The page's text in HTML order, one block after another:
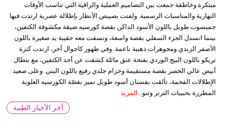
مبتكرة وخاطفة جمعت بين التصاميم العملية والراقية التي تناسب الأوقات
النهارية والمناسبات الرسمية. ولفتت بصيبص الأنظار بإطلالة عصرية ارتدت فيها
جمبسوت طويل باللون الأسود الداكن بقصة كورسيه ضيقة مكشوفة الكتفين،
بينما انسدل الجزء السفلي بقصة واسعة، ونسقت معه حقيبة يد صغيرة باللون
الأصفر الزبدي ومجوهرات ذهبية ناعمة. وفي ظهور كاجوال آخر، ارتدت كنزة
تريكو باللون البيج الوردي بفتحة عنق مائلة كشفت عن أحد الكتفين، مع بنطال
أبيض عالي الخصر بقصة مستقيمة وحزام جلدي رفيع باللون البني. وعلى صعيد
الإطلالات الفخمة، تألقت بفستان أسود طويل تميز بقصّة الكورسيه العلوية
المطرزة بحبيبات الترتر وتنو... المزيد
آخر الأخبار الطبية